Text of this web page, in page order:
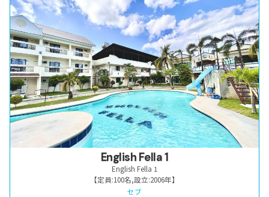
English Fella 1
English Fella 1
【定員:100名,設立:2006年】
セブ